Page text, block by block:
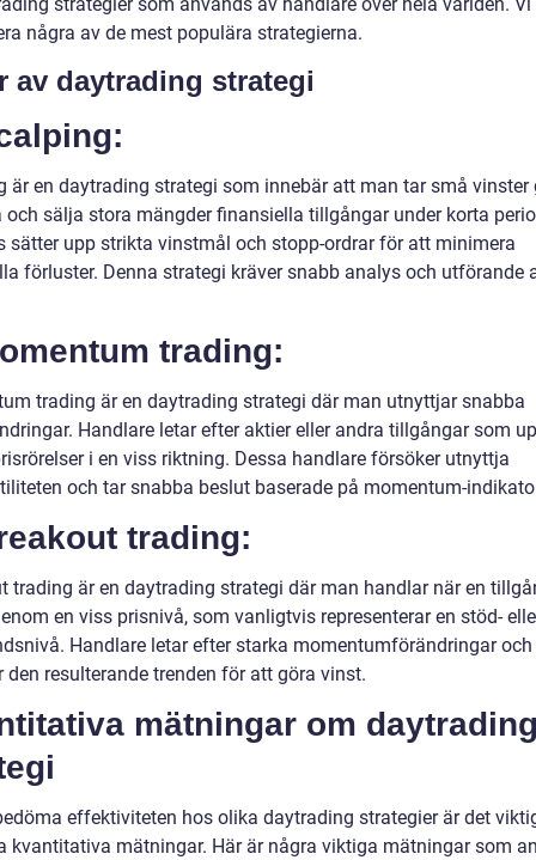
några av de mest populära strategierna.
av daytrading strategi
är en daytrading strategi som innebär att man tar små vinster
och sälja stora mängder finansiella tillgångar under korta
sätter upp strikta vinstmål och stopp-ordrar för att minimera
förluster. Denna strategi kräver snabb analys och utförande
trading:
trading är en daytrading strategi där man utnyttjar snabba
Handlare letar efter aktier eller andra tillgångar som
i en viss riktning. Dessa handlare försöker utnyttja
och tar snabba beslut baserade på momentum-
trading:
trading är en daytrading strategi där man handlar när en
en viss prisnivå, som vanligtvis representerar en stöd-
Handlare letar efter starka momentumförändringar och
den resulterande trenden för att göra vinst.
mätningar om
effektiviteten hos olika daytrading strategier är det
kvantitativa mätningar. Här är några viktiga mätningar som